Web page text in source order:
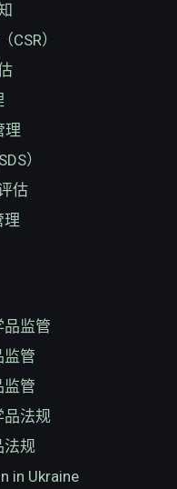
CSR）
理
）
估
理
品监管
监管
监管
品法规
法规
in Ukraine